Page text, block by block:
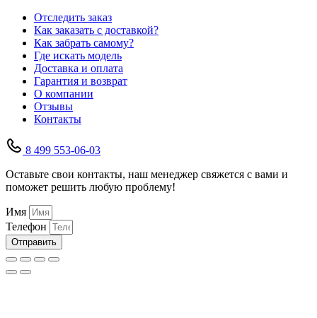
Отследить заказ
Как заказать с доставкой?
Как забрать самому?
Где искать модель
Доставка и оплата
Гарантия и возврат
О компании
Отзывы
Контакты
8 499 553-06-03
Оставьте свои контакты, наш менеджер свяжется с вами и
поможет решить любую проблему!
Имя
Телефон
Отправить